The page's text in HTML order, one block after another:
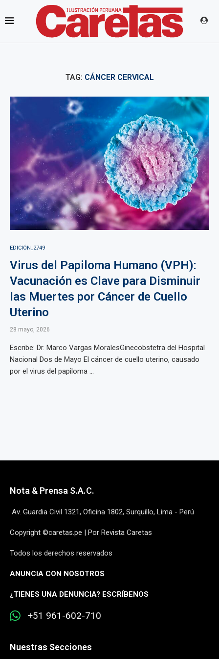
TAG: CÁNCER CERVICAL
EDICIÓN_2749
Virus del Papiloma Humano (VPH):
Vacunación es Clave para Disminuir
las Muertes por Cáncer de Cuello
Uterino
28 mayo, 2026
Escribe: Dr. Marco Vargas MoralesGinecobstetra del Hospital
Nacional Dos de Mayo El cáncer de cuello uterino, causado
por el virus del papiloma ...
Nota & Prensa S.A.C.
Av. Guardia Civil 1321, Oficina 1802, Surquillo, Lima - Perú
Copyright ©caretas.pe | Por Revista Caretas
Todos los derechos reservados
ANUNCIA CON NOSOTROS
¿TIENES UNA DENUNCIA? ESCRÍBENOS
+51 961-602-710
Nuestras Secciones